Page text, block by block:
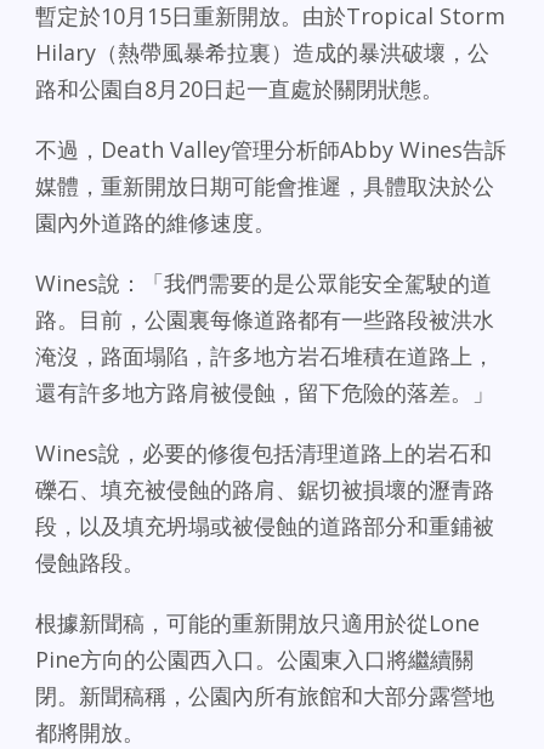
暫定於10月15日重新開放。由於Tropical Storm
Hilary（熱帶風暴希拉裏）造成的暴洪破壞，公
路和公園自8月20日起一直處於關閉狀態。
不過，Death Valley管理分析師Abby Wines告訴
媒體，重新開放日期可能會推遲，具體取決於公
園內外道路的維修速度。
Wines說：「我們需要的是公眾能安全駕駛的道
路。目前，公園裏每條道路都有一些路段被洪水
淹沒，路面塌陷，許多地方岩石堆積在道路上，
還有許多地方路肩被侵蝕，留下危險的落差。」
Wines說，必要的修復包括清理道路上的岩石和
礫石、填充被侵蝕的路肩、鋸切被損壞的瀝青路
段，以及填充坍塌或被侵蝕的道路部分和重鋪被
侵蝕路段。
根據新聞稿，可能的重新開放只適用於從Lone
Pine方向的公園西入口。公園東入口將繼續關
閉。新聞稿稱，公園內所有旅館和大部分露營地
都將開放。